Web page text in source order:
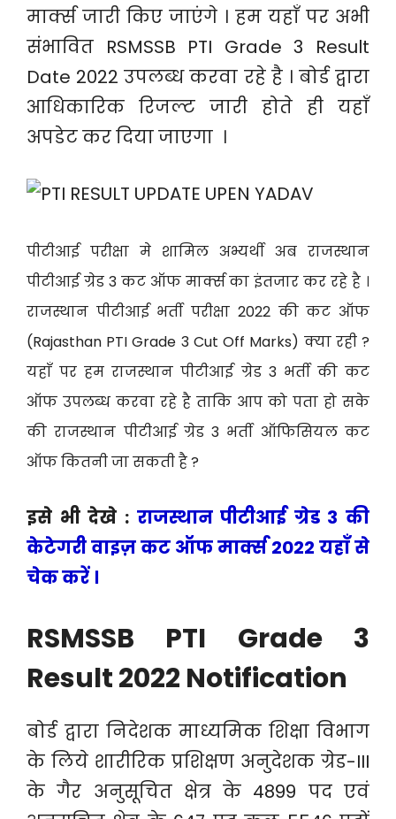
मार्क्स जारी किए जाएंगे । हम यहाँ पर अभी
संभावित RSMSSB PTI Grade 3 Result
Date 2022 उपलब्ध करवा रहे है । बोर्ड द्वारा
आधिकारिक रिजल्ट जारी होते ही यहाँ
अपडेट कर दिया जाएगा ।
पीटीआई परीक्षा मे शामिल अभ्यर्थी अब राजस्थान
पीटीआई ग्रेड 3 कट ऑफ मार्क्स का इंतजार कर रहे है ।
राजस्थान पीटीआई भर्ती परीक्षा 2022 की कट ऑफ
(Rajasthan PTI Grade 3 Cut Off Marks) क्या रही ?
यहाँ पर हम राजस्थान पीटीआई ग्रेड 3 भर्ती की कट
ऑफ उपलब्ध करवा रहे है ताकि आप को पता हो सके
की राजस्थान पीटीआई ग्रेड 3 भर्ती ऑफिसियल कट
ऑफ कितनी जा सकती है ?
इसे भी देखे : राजस्थान पीटीआई ग्रेड 3 की
केटेगरी वाइज़ कट ऑफ मार्क्स 2022 यहाँ से
चेक करें ।
RSMSSB PTI Grade 3
Result 2022 Notification
बोर्ड द्वारा निदेशक माध्यमिक शिक्षा विभाग
के लिये शारीरिक प्रशिक्षण अनुदेशक ग्रेड-III
के गैर अनुसूचित क्षेत्र के 4899 पद एवं